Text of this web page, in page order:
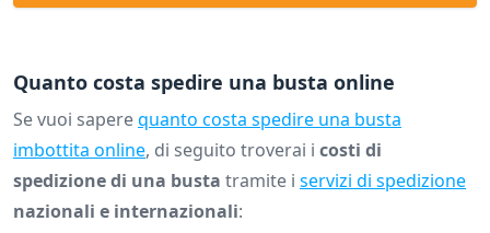
Quanto costa spedire una busta online
Se vuoi saperequanto costa spedire una busta
imbottita online, di seguito troverai i costi di
spedizione di una busta tramite i servizi di spedizione
nazionali e internazionali: